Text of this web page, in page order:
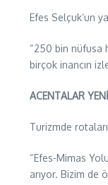
Efes Selçuk’un
“250 bin nüfusa
birçok inancın
ACENTALAR
Turizmde
“Efes-Mimas
arıyor. Bizim de